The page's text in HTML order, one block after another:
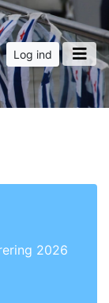
Log ind
2026